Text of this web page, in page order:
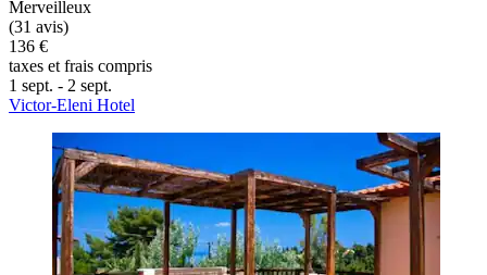
Merveilleux
(31 avis)
136 €
taxes et frais compris
1 sept. - 2 sept.
Victor-Eleni Hotel